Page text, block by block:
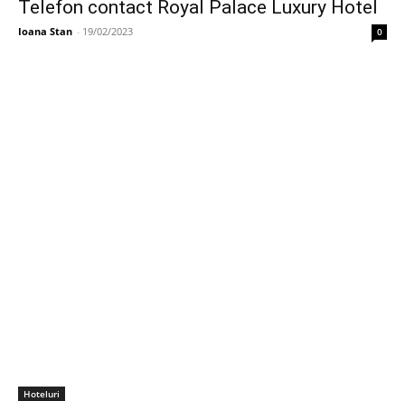
Telefon contact Royal Palace Luxury Hotel
Ioana Stan - 19/02/2023 0
Hoteluri